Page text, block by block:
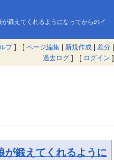
鍛えてくれるようになってからのイ
プ] [ ページ編集 | 新規作成 | 差分 |
過去ログ ] [ ログイン ]
が鍛えてくれるように